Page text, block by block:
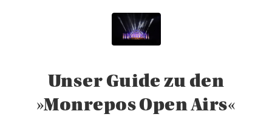
Unser Guide zu den
»Monrepos Open Airs«